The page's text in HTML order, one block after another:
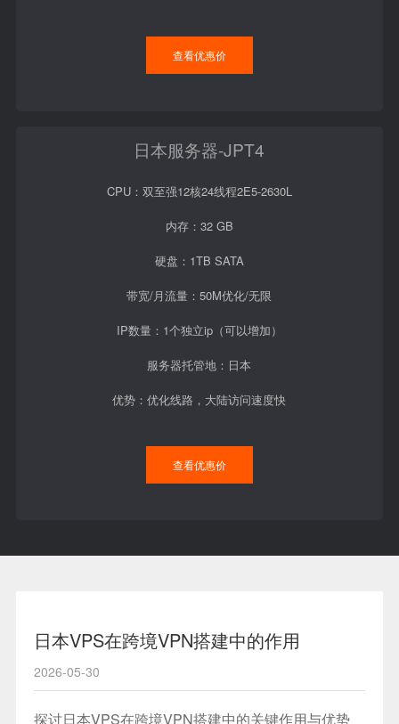
查看优惠价
日本服务器-JPT4
CPU：双至强12核24线程2E5-2630L
内存：32 GB
硬盘：1TB SATA
带宽/月流量：50M优化/无限
IP数量：1个独立ip（可以增加）
服务器托管地：日本
优势：优化线路，大陆访问速度快
查看优惠价
日本VPS在跨境VPN搭建中的作用
2026-05-30
探讨日本VPS在跨境VPN搭建中的关键作用与优势